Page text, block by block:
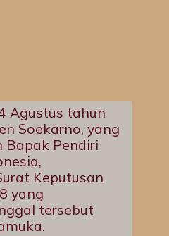
Agustus tahun
Soekarno, yang
Bapak Pendiri
Keputusan
yang
tersebut